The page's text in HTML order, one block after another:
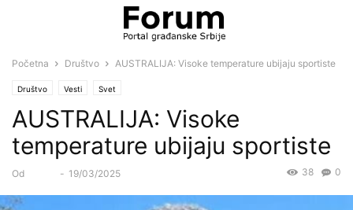
Početna Društvo AUSTRALIJA: Visoke temperature ubijaju sportiste
Društvo Vesti Svet
AUSTRALIJA: Visoke
temperature ubijaju sportiste
Od - 19/03/2025 0
38